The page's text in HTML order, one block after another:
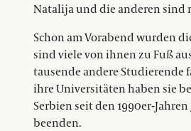
Natalija und die anderen sind
Schon am Vorabend wurden
sind viele von ihnen zu Fuß
tausende andere Studierende
ihre Universitäten haben sie
Serbien seit den 1990er-
beenden.